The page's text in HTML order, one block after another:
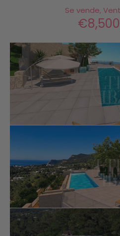
Se vende,